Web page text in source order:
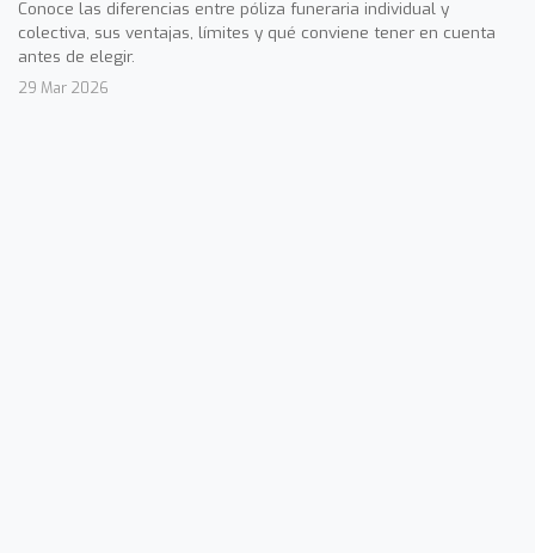
Conoce las diferencias entre póliza funeraria individual y
colectiva, sus ventajas, límites y qué conviene tener en cuenta
antes de elegir.
29 Mar 2026